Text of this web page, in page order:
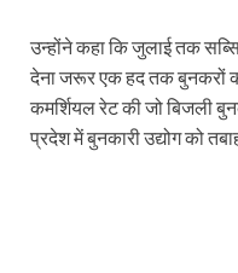
उन्होंने कहा कि जुलाई तक
देना जरूर एक हद तक बुनकरों
कमर्शियल रेट की जो बिजली
प्रदेश में बुनकारी उद्योग को